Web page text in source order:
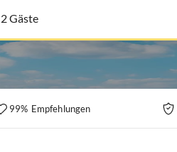
99% Empfehlungen